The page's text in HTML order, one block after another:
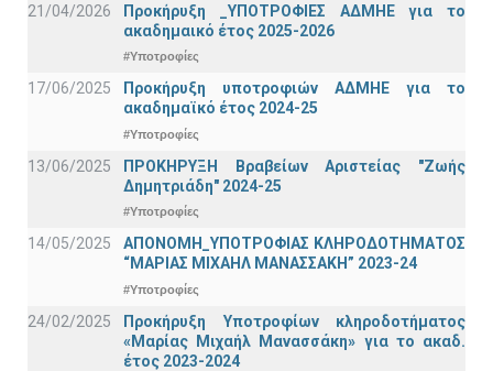
21/04/2026
Προκήρυξη _ΥΠΟΤΡΟΦΙΕΣ ΑΔΜΗΕ για το
ακαδημαικό έτος 2025-2026
#Υποτροφίες
17/06/2025
Προκήρυξη υποτροφιών ΑΔΜΗΕ για το
ακαδημαϊκό έτος 2024-25
#Υποτροφίες
13/06/2025
ΠΡΟΚΗΡΥΞΗ Βραβείων Αριστείας "Ζωής
Δημητριάδη" 2024-25
#Υποτροφίες
14/05/2025
ΑΠΟΝΟΜΗ_ΥΠΟΤΡΟΦΙΑΣ ΚΛΗΡΟΔΟΤΗΜΑΤΟΣ
“ΜΑΡΙΑΣ ΜΙΧΑΗΛ ΜΑΝΑΣΣΑΚΗ” 2023-24
#Υποτροφίες
24/02/2025
Προκήρυξη Υποτροφίων κληροδοτήματος
«Μαρίας Μιχαήλ Μανασσάκη» για το ακαδ.
έτος 2023-2024